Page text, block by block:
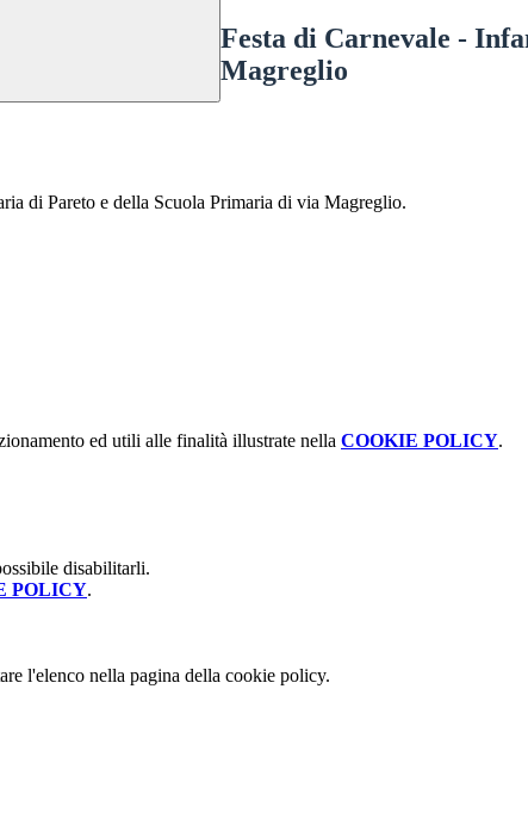
Festa di Carnevale -
Magreglio
di Pareto e della Scuola Primaria di via Magreglio.
ed utili alle finalità illustrate nella COOKIE POLICY.
disabilitarli.
POLICY.
l'elenco nella pagina della cookie policy.